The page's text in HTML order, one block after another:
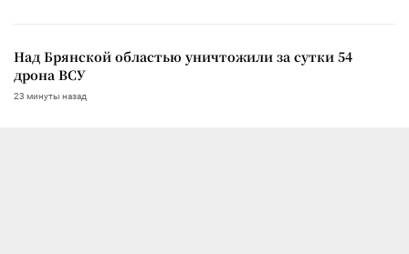
Над Брянской областью уничтожили за сутки 54
дрона ВСУ
23 минуты назад